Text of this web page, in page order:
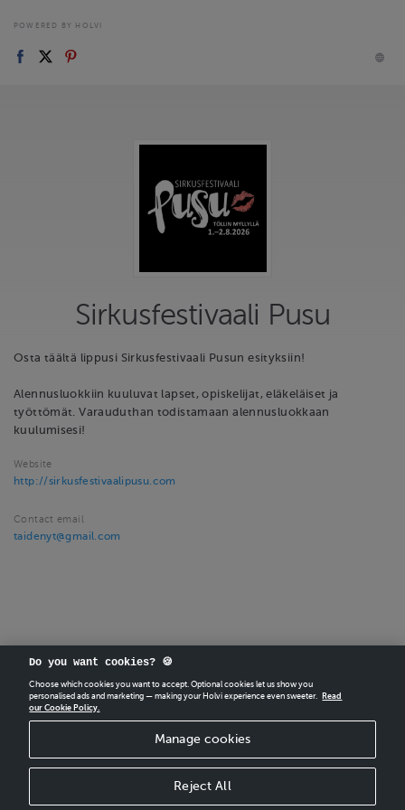
POWERED BY HOLVI
Sirkusfestivaali Pusu
Osta täältä lippusi Sirkusfestivaali Pusun esityksiin!
Alennusluokkiin kuuluvat lapset, opiskelijat, eläkeläiset ja
työttömät. Varauduthan todistamaan alennusluokkaan
kuulumisesi!
Website
http://sirkusfestivaalipusu.com
Contact email
taidenyt@gmail.com
CREATEYOUR OWN HOLVI ONLINE STORE IN MINUTES.
Do you want cookies? 🍪
Choose which cookies you want to accept. Optional cookies let us show you
personalised ads and marketing — making your Holvi experience even sweeter.
Read
our Cookie Policy.
Manage cookies
Reject All